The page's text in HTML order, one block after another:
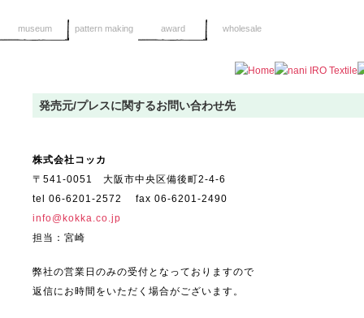
museum pattern making award wholesale
発売元/プレスに関するお問い合わせ先
株式会社コッカ
〒541-0051 大阪市中央区備後町2-4-6
tel 06-6201-2572 fax 06-6201-2490
info@kokka.co.jp
担当：宮崎
弊社の営業日のみの受付となっておりますので
返信にお時間をいただく場合がございます。